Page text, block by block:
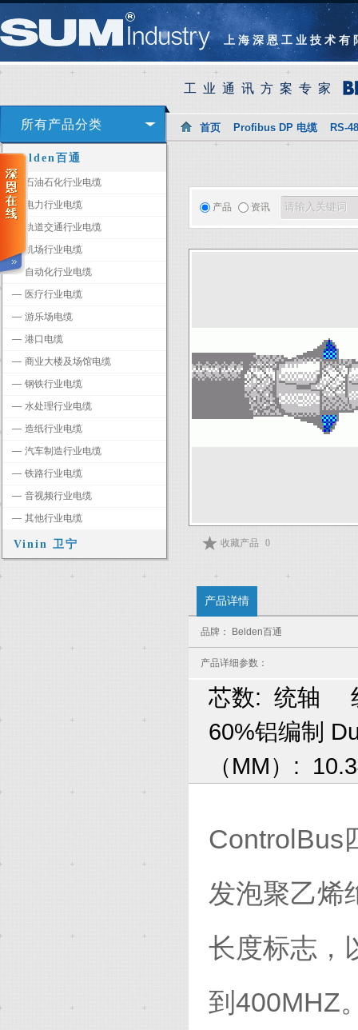
上海深恩工业技术有
工业通讯方案专家
所有产品分类
Belden百通
―
石油石化行业电缆
―
电力行业电缆
轨道交通行业电缆
机场行业电缆
― 自动化行业电缆
― 医疗行业电缆
― 游乐场电缆
― 港口电缆
― 商业大楼及场馆电缆
― 钢铁行业电缆
― 水处理行业电缆
― 造纸行业电缆
― 汽车制造行业电缆
― 铁路行业电缆
― 音视频行业电缆
― 其他行业电缆
Vinin 卫宁
首页 Profibus DP 电缆 RS-
产品 资讯
收藏产品 0
产品详情
品牌： Belden百通
产品详细参数：
芯数: 统轴
60%铝编制
（MM）:
ControlBus
发泡聚乙烯
长度标志，
到400MHZ